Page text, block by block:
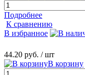
Подробнее
К сравнению
В избранное
44.20 руб. / шт
В корзину